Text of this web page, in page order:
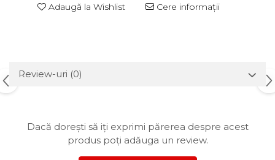
Adaugă la Wishlist Cere informații
Review-uri (0)
Dacă dorești să iți exprimi părerea despre acest
produs poți adăuga un review.